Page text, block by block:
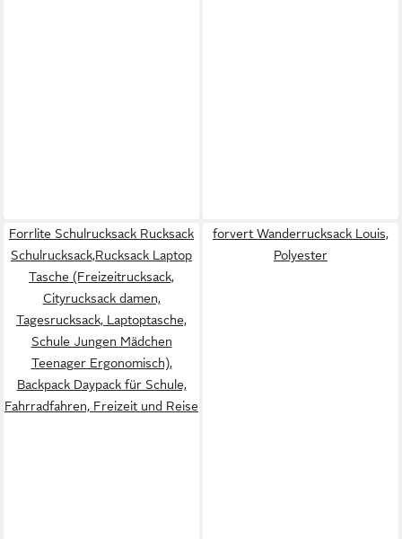
Forrlite Schulrucksack Rucksack
Schulrucksack,Rucksack Laptop
Tasche (Freizeitrucksack,
Cityrucksack damen,
Tagesrucksack, Laptoptasche,
Schule Jungen Mädchen
Teenager Ergonomisch),
Backpack Daypack für Schule,
Fahrradfahren, Freizeit und Reise
forvert Wanderrucksack Louis,
Polyester